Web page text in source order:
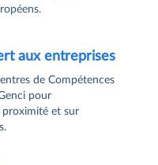
aux entreprises
de Compétences
pour
proximité et sur